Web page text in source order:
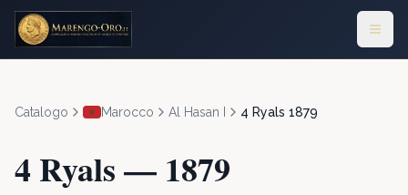
Catalogo Marocco Al Hasan I 4 Ryals 1879
4 Ryals— 1879